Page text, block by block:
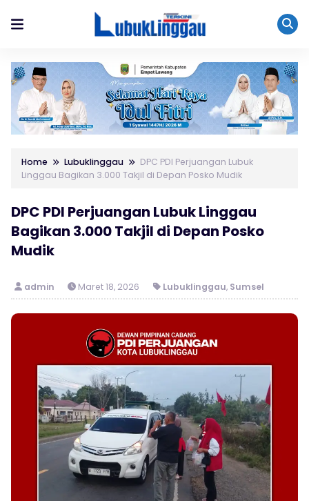
Home Lubuklinggau
DPC PDI Perjuangan Lubuk
Linggau Bagikan 3.000 Takjil di Depan Posko Mudik
DPC PDI Perjuangan Lubuk Linggau
Bagikan 3.000 Takjil di Depan Posko
Mudik
admin Maret 18, 2026 Lubuklinggau, Sumsel